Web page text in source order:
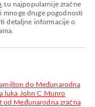
su najpopularnije zračne
mnoge druge pogodnosti
detaljne informacije o
luka John C Munro
od Međunarodna zračna